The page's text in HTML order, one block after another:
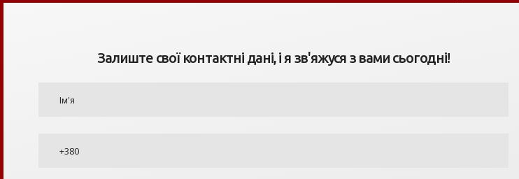
Залиште свої контактні дані, і я зв'яжуся з вами сьогодні!